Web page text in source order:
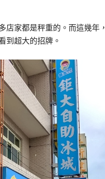
店家都是秤重的。而這幾年，
到超大的招牌。